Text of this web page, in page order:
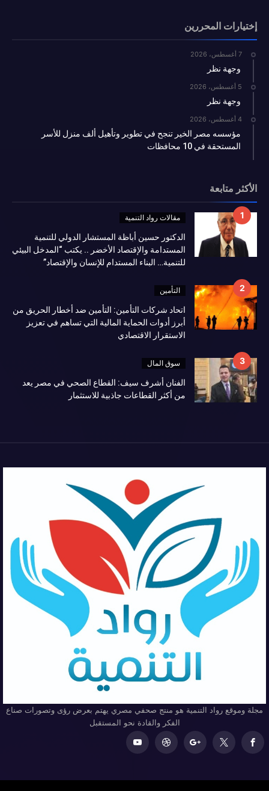
إختيارات المحررين
7 أغسطس، 2026
وجهة نظر
5 أغسطس، 2026
وجهة نظر
4 أغسطس، 2026
مؤسسه مصر الخير تنجح في تطوير وتأهيل ألف منزل للأسر
المستحقة في 10 محافظات
الأكثر متابعة
مقالات رواد التنمية
الدكتور حسين أباظة المستشار الدولي للتنمية
المستدامة والإقتصاد الأخضر .. يكتب “المدخل البيئي
للتنمية… البناء المستدام للإنسان والإقتصاد”
التأمين
اتحاد شركات التأمين: التأمين ضد أخطار الحريق من
أبرز أدوات الحماية المالية التي تساهم في تعزيز
الاستقرار الاقتصادي
سوق المال
الفنان أشرف سيف: القطاع الصحي في مصر يعد
من أكثر القطاعات جاذبية للاستثمار
مجلة وموقع رواد التنمية هو منتج صحفي مصري يهتم بعرض رؤى وتصورات صناع
الفكر والقادة نحو المستقبل